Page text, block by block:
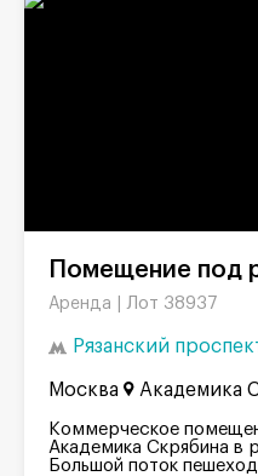
Помещение под
Аренда | Лот 38937
Рязанский
Москва Академика
Коммерческое
Академика Скрябина в
Большой поток